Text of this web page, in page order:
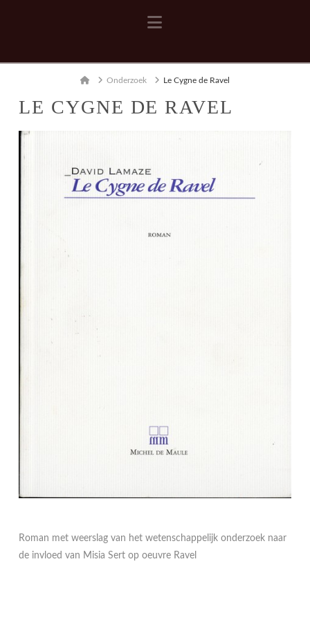
Navigation
HomeOnderzoek Le Cygne de Ravel
LE CYGNE DE RAVEL
Roman met weerslag van het wetenschappelijk onderzoek naar
de invloed van Misia Sert op oeuvre Ravel